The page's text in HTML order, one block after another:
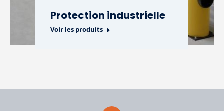
Protection industrielle
Voir les produits